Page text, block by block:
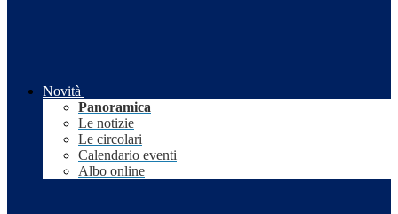
Novità
Panoramica
Le notizie
Le circolari
Calendario eventi
Albo online